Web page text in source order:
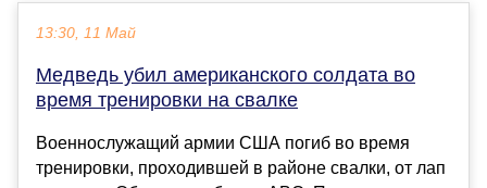
13:30, 11 Май
Медведь убил американского солдата во
время тренировки на свалке
Военнослужащий армии США погиб во время
тренировки, проходившей в районе свалки, от лап